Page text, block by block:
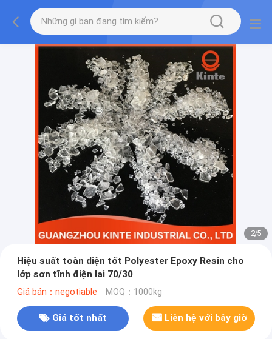
2/5
Hiệu suất toàn diện tốt Polyester Epoxy Resin cho
lớp sơn tĩnh điện lai 70/30
Giá bán：negotiable MOQ：1000kg
Giá tốt nhất Liên hệ với bây giờ